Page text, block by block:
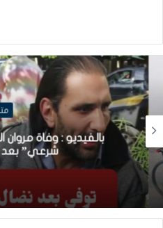
بالفيديو : وفاة مروان
شرعي” بعد